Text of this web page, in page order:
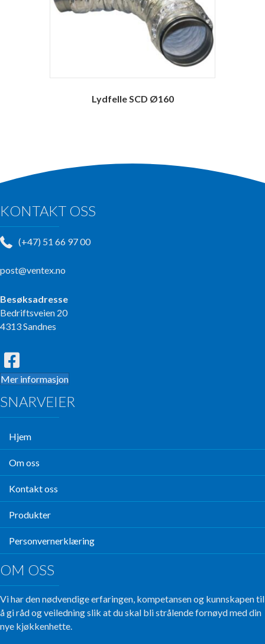
Lydfelle SCD Ø160
KONTAKT OSS
(+47) 51 66 97 00
post@ventex.no
Besøksadresse
Bedriftsveien 20
4313 Sandnes
Mer informasjon
SNARVEIER
Hjem
Om oss
Kontakt oss
Produkter
Personvernerklæring
OM OSS
Vi har den nødvendige erfaringen, kompetansen og kunnskapen til
å gi råd og veiledning slik at du skal bli strålende fornøyd med din
nye kjøkkenhette.